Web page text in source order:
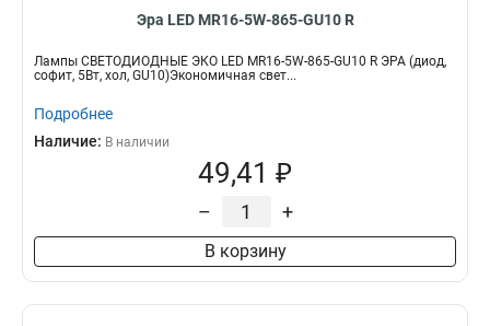
Эра LED MR16-5W-865-GU10 R
Лампы СВЕТОДИОДНЫЕ ЭКО LED MR16-5W-865-GU10 R ЭРА (диод,
софит, 5Вт, хол, GU10)Экономичная свет...
Подробнее
Наличие: В наличии
49,41 ₽
– +
В корзину